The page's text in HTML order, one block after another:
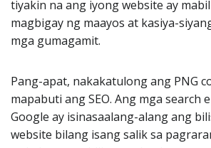
tiyakin na ang iyong website ay
magbigay ng maayos at kasiya-
mga gumagamit.
Pang-apat, nakakatulong ang PNG
mapabuti ang SEO. Ang mga search
Google ay isinasaalang-alang ang
website bilang isang salik sa